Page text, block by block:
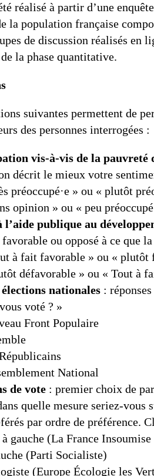
réalisé à partir d’une
la population française
de discussion réalisés en
la phase quantitative.
suivantes permettent de
des personnes interrogées :
vis-à-vis de la pauvreté
décrit le mieux votre
préoccupé·e » ou « plutôt
opinion » ou « peu
l’aide publique au
ou opposé à ce que
à fait favorable » ou « plutôt
défavorable » ou « Tout à
nationales :
voté ? »
Front Populaire
National
de vote : premier choix de
quelle mesure seriez-
par ordre de préférence.
à gauche (La France
(Parti Socialiste)
(Europe Écologie les